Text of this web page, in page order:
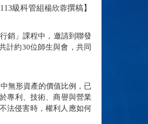
113級科管組楊欣蓉撰稿】
銷」課程中，邀請到聯發
計約30位師生與會，共同
無形資產的價值比例，已
專利、技術、商譽與營業
法侵害時，權利人應如何